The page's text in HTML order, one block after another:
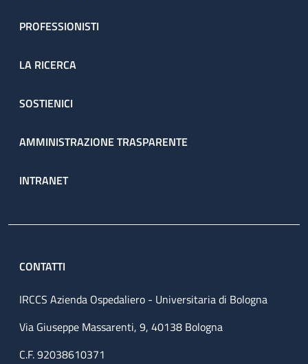
PROFESSIONISTI
LA RICERCA
SOSTIENICI
AMMINISTRAZIONE TRASPARENTE
INTRANET
CONTATTI
IRCCS Azienda Ospedaliero - Universitaria di Bologna
Via Giuseppe Massarenti, 9, 40138 Bologna
C.F. 92038610371